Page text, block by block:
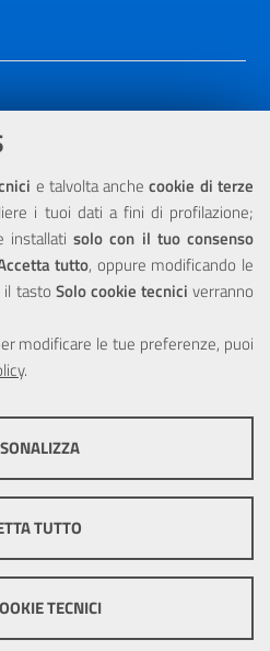
e talvolta anchecookie di terze
i tuoi dati a fini di profilazione;
installatisolo con il tuo consenso
tutto, oppure modificando le
il tasto Solo cookie tecnici verranno
modificare le tue preferenze, puoi
.
non raccolgono i tuoi dati e le tue
scopi di marketing e profilazione, e
senza bisogno di acquisire il tuo
TUTTO
TECNICI
finanziaria dell'Unione
Sicilia 2000/2006 Misura 6.05 -
Cookie